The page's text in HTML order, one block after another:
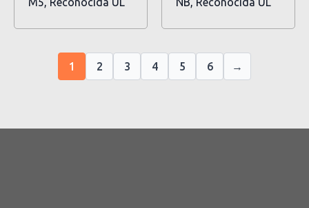
1 2 3 4 5 6 →